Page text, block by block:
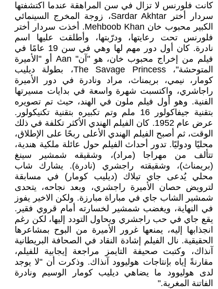
كانت فلورنس لا تزال في سن المراهقة عندما اكتشفتها
سردار أختر Sardar Akhtar، زوجة المخرج السينمائي
الكبير محبوب خان Mehboob Khan. أخذت سردار أختر
فلورنس تحت رعايتها، ودرّبتها، وأطلقت عليها اسم
نادرة. كان أول دور مهم لها وهي في سن 19 عامًا في
فيلم من إخراج محبوب خان، هو "آن" Aan أو "الأميرة
المتوحشة"، The Savage Princess، بطولة ديليب
كومار، نيمي، بريمناث، مراد ونادرة في دور الأميرة
راجاشري، واكتسبت شهرة واسعة في بدايات مسيرتها
الفنية. وهو أول فيلم ملون في الهند، حيث تم تصويره
بتقنية جيفاكولور 16 ملم وتم تكبيره بتقنية تكنيكولور.
عرض عام 1952. كان الفيلم الهندي الأكثر تكلفة في ذلك
الوقت، ثم أصبح الفيلم الهندي الأعلى ربحًا على الإطلاق،
محليًا ودوليًا. تدور أحداث الفيلم حول عائلة ملكية هندية،
تتألف من مهراجا (مراد)، وشقيقه شمشير سينغ
(بريمناث)، وشقيقته راجشري (نادرة). يشارك شاب
محلي يُدعى جاي تيلاك (ديليب كومار) في مسابقة
لترويض حصان الأميرة راجشري، وبعد نجاحه، يتحدى
شمشير الشاب جاي في مباراة مبارزة. ولكن الاخير يفوز
في النهاية، ويغضب شمشير لخسارته أمام قروي فقير.
يقع جاي في حب راجشري ويحاول التودد إليها، لكن رغم
انجذابها إليه، يمنعها غرور الأميرة من البوح بمشاعرها
الحقيقية. نال الفيلم إشادة النقاد في الصحافة البريطانية
آنذاك، وكتبت صحيفة التايمز مراجعة إيجابية للفيلم،
مقارنةً إياه بإنتاجات هوليوود آنذاك. وذكرت أن "لا يوجد
لدى هوليوود ما يضاهي ديليب كومار الوسيم ونادرة
الفاتنة المغرية."